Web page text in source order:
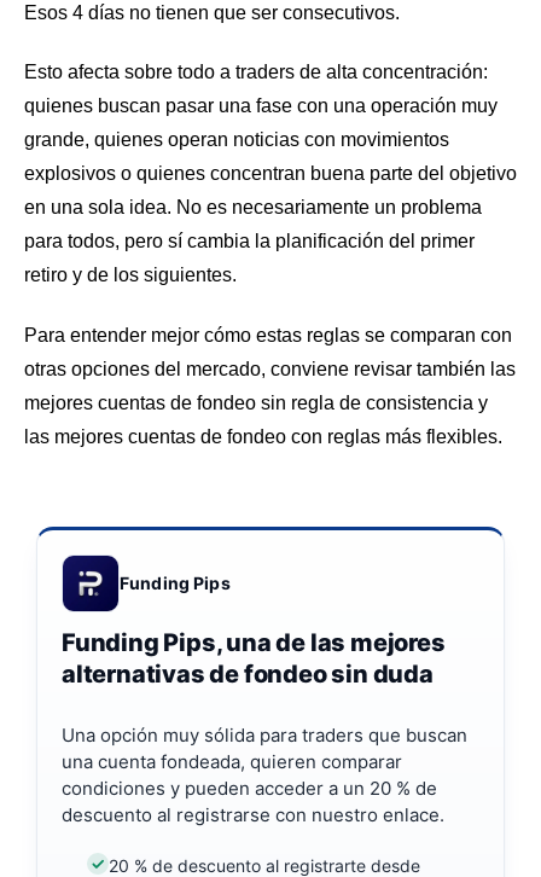
Esos 4 días no tienen que ser consecutivos.
Esto afecta sobre todo a traders de alta concentración:
quienes buscan pasar una fase con una operación muy
grande, quienes operan noticias con movimientos
explosivos o quienes concentran buena parte del objetivo
en una sola idea. No es necesariamente un problema
para todos, pero sí cambia la planificación del primer
retiro y de los siguientes.
Para entender mejor cómo estas reglas se comparan con
otras opciones del mercado, conviene revisar también las
mejores cuentas de fondeo sin regla de consistencia y
las mejores cuentas de fondeo con reglas más flexibles.
Funding Pips
Funding Pips, una de las mejores
alternativas de fondeo sin duda
Una opción muy sólida para traders que buscan
una cuenta fondeada, quieren comparar
condiciones y pueden acceder a un 20 % de
descuento al registrarse con nuestro enlace.
20 % de descuento al registrarte desde